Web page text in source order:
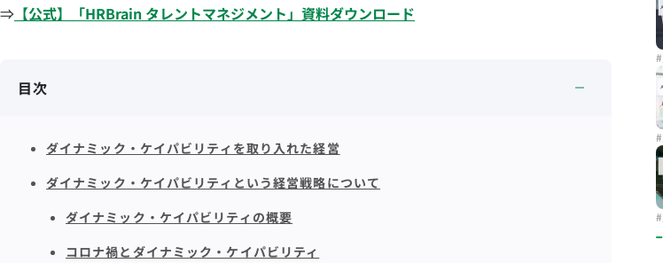
⇒ 【公式】「HRBrain タレントマネジメント」資料ダウンロード
目次
ダイナミック・ケイパビリティを取り入れた経営
ダイナミック・ケイパビリティという経営戦略について
ダイナミック・ケイパビリティの概要
コロナ禍とダイナミック・ケイパビリティ
#
#
#